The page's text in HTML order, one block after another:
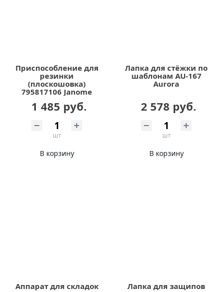
Приспособление для
резинки
(плоскошовка)
795817106 Janome
1 485 руб.
шт
В корзину
Лапка для стёжки по
шаблонам AU-167
Aurora
2 578 руб.
шт
В корзину
Аппарат для складок
Лапка для защипов